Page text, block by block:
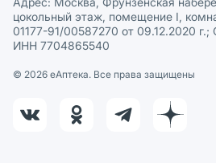
цокольный этаж, помещение I,
01177-91/00587270 от 09.12.2020 г.;
ИНН 7704865540
© 2026 eАптека. Все права защищены